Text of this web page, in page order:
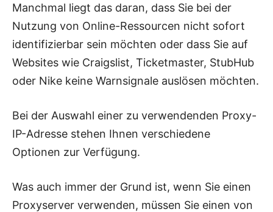
Manchmal liegt das daran, dass Sie bei der
Nutzung von Online-Ressourcen nicht sofort
identifizierbar sein möchten oder dass Sie auf
Websites wie Craigslist, Ticketmaster, StubHub
oder Nike keine Warnsignale auslösen möchten.
Bei der Auswahl einer zu verwendenden Proxy-
IP-Adresse stehen Ihnen verschiedene
Optionen zur Verfügung.
Was auch immer der Grund ist, wenn Sie einen
Proxyserver verwenden, müssen Sie einen von